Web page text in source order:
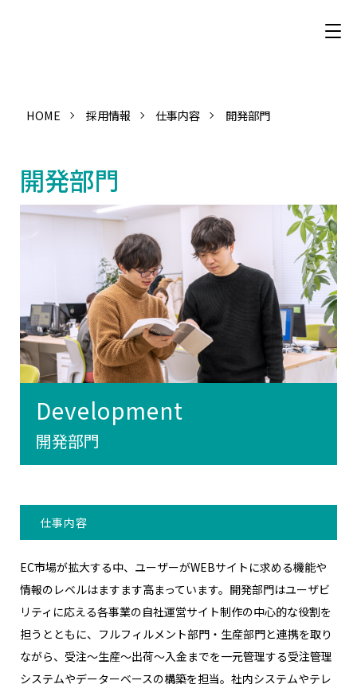
HOME 採用情報 仕事内容 開発部門
開発部門
Development
開発部門
仕事内容
EC市場が拡大する中、ユーザーがWEBサイトに求める機能や
情報のレベルはますます高まっています。開発部門はユーザビ
リティに応える各事業の自社運営サイト制作の中心的な役割を
担うとともに、フルフィルメント部門・生産部門と連携を取り
ながら、受注〜生産〜出荷〜入金までを一元管理する受注管理
システムやデーターベースの構築を担当。社内システムやテレ